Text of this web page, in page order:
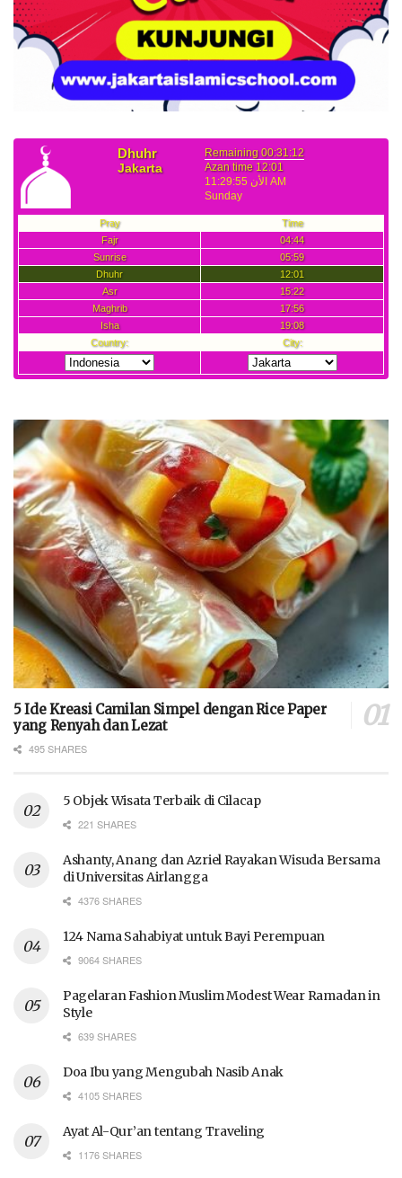
5 Ide Kreasi Camilan Simpel dengan Rice Paper
yang Renyah dan Lezat
495 SHARES
5 Objek Wisata Terbaik di Cilacap
221 SHARES
Ashanty, Anang dan Azriel Rayakan Wisuda Bersama
di Universitas Airlangga
4376 SHARES
124 Nama Sahabiyat untuk Bayi Perempuan
9064 SHARES
Pagelaran Fashion Muslim Modest Wear Ramadan in
Style
639 SHARES
Doa Ibu yang Mengubah Nasib Anak
4105 SHARES
Ayat Al-Qur’an tentang Traveling
1176 SHARES